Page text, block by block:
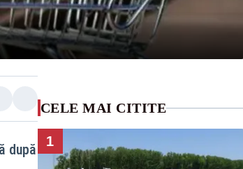
după
CELE MAI CITITE
1